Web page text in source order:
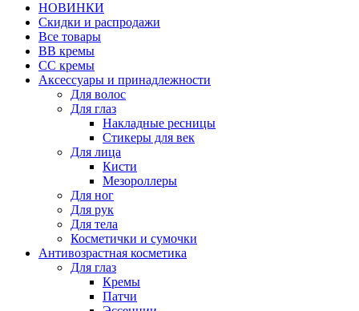
НОВИНКИ
Скидки и распродажи
Все товары
BB кремы
CC кремы
Аксессуары и принадлежности
Для волос
Для глаз
Накладные ресницы
Стикеры для век
Для лица
Кисти
Мезороллеры
Для ног
Для рук
Для тела
Косметички и сумочки
Антивозрастная косметика
Для глаз
Кремы
Патчи